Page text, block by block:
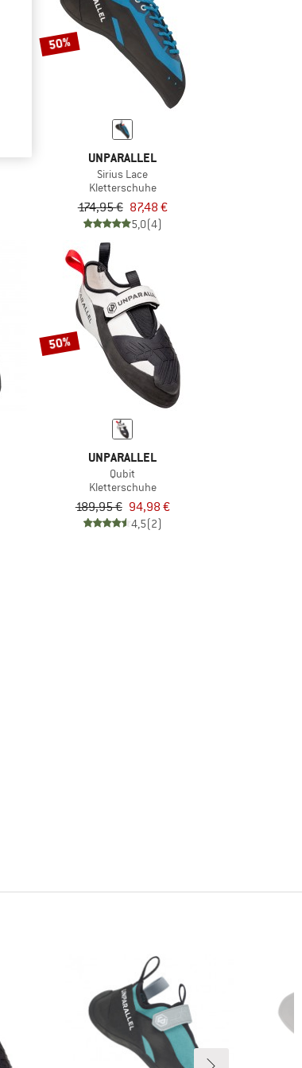
50%
UNPARALLEL
Sirius Lace
Kletterschuhe
174,95 € 87,48 €
5,0(4)
50%
UNPARALLEL
Qubit
Kletterschuhe
189,95 € 94,98 €
4,5(2)